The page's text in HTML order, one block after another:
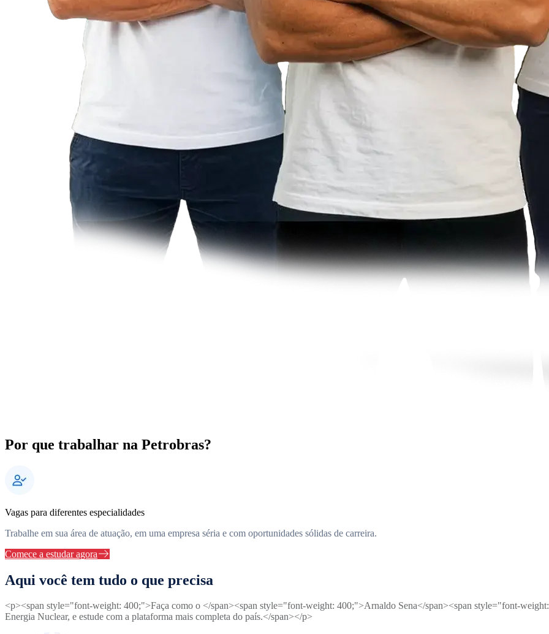
Por que trabalhar na Petrobras?
Vagas para diferentes especialidades
Trabalhe em sua área de atuação, em uma empresa séria e com oportunidades sólidas de carreira.
Comece a estudar agora
Aqui você tem tudo o que precisa
<p><span style="font-weight: 400;">Faça como o </span><span style="font-weight: 400;">Arnaldo Sena</span><span style="font-
Energia Nuclear, e estude com a plataforma mais completa do país.</span></p>